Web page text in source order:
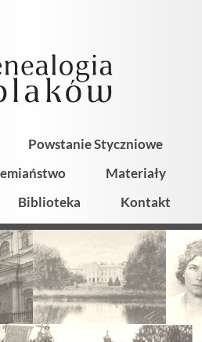
Powstanie Styczniowe
Materiały
Biblioteka Kontakt